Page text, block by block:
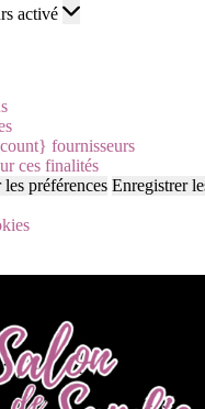
activé
fournisseurs
ces finalités
préférences Enregistrer